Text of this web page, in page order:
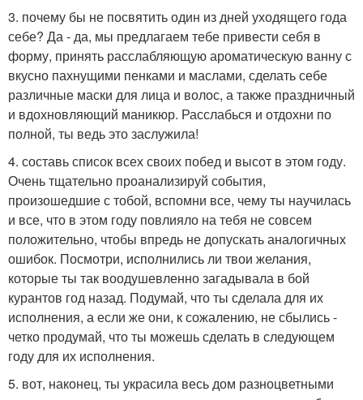
3. почему бы не посвятить один из дней уходящего года
себе? Да - да, мы предлагаем тебе привести себя в
форму, принять расслабляющую ароматическую ванну с
вкусно пахнущими пенками и маслами, сделать себе
различные маски для лица и волос, а также праздничный
и вдохновляющий маникюр. Расслабься и отдохни по
полной, ты ведь это заслужила!
4. составь список всех своих побед и высот в этом году.
Очень тщательно проанализируй события,
произошедшие с тобой, вспомни все, чему ты научилась
и все, что в этом году повлияло на тебя не совсем
положительно, чтобы впредь не допускать аналогичных
ошибок. Посмотри, исполнились ли твои желания,
которые ты так воодушевленно загадывала в бой
курантов год назад. Подумай, что ты сделала для их
исполнения, а если же они, к сожалению, не сбылись -
четко продумай, что ты можешь сделать в следующем
году для их исполнения.
5. вот, наконец, ты украсила весь дом разноцветными